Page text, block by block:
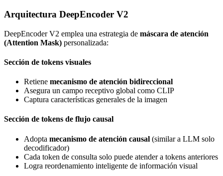
Arquitectura DeepEncoder V2
DeepEncoder V2 emplea una estrategia de máscara de atención
(Attention Mask) personalizada:
Sección de tokens visuales
Retiene mecanismo de atención bidireccional
Asegura un campo receptivo global como CLIP
Captura características generales de la imagen
Sección de tokens de flujo causal
Adopta mecanismo de atención causal (similar a LLM solo
decodificador)
Cada token de consulta solo puede atender a tokens anteriores
Logra reordenamiento inteligente de información visual